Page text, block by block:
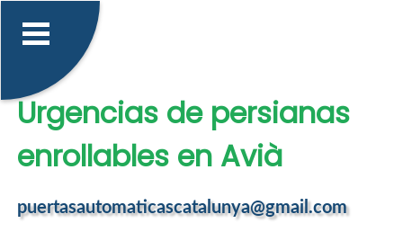
Urgencias de persianas
enrollables en Avià
puertasautomaticascatalunya@gmail.com